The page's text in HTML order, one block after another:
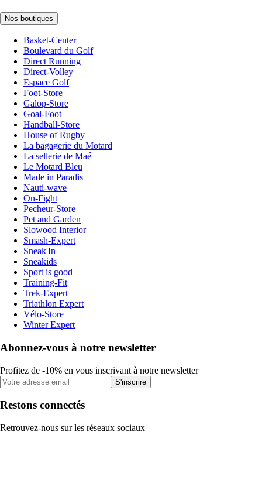
Nos boutiques
Basket-Center
Boulevard du Golf
Direct Running
Direct-Volley
Espace Golf
Foot-Store
Galop-Store
Goal-Foot
Handball-Store
House of Rugby
La bagagerie du Motard
La sellerie de Maé
Le Motard Bleu
Made in Paradis
Nauti-wave
On-Fight
Pecheur-Store
Pet and Garden
Slowood Interior
Smash-Expert
Sneak'In
Sneakids
Sport is good
Training-Fit
Trek-Expert
Triathlon Expert
Vélo-Store
Winter Expert
Abonnez-vous à notre newsletter
Profitez de -10% en vous inscrivant à notre newsletter
S'inscrire
Restons connectés
Retrouvez-nous sur les réseaux sociaux